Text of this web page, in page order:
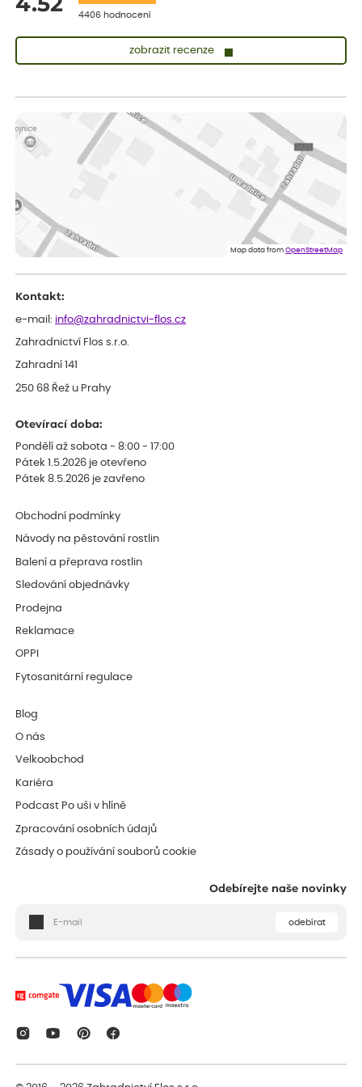
4.52 4406 hodnocení
zobrazit recenze
Měla jsem pouze 1objednavku a zatím jsem spokojená se
sazenicemi
Miroslava
Rostliny byly v pořádku, dobře zabalené, celková spokojenost.
Doporučuji :). Spokojenost, stromky v pěkném stavu. Jediné, co
my chybělo, bylo komunikování nedostupného zboží před
Map data fromOpenStreetMap
Kontakt:
e-mail: info@zahradnictvi-flos.cz
Zahradnictví Flos s.r.o.
Zahradní 141
250 68 Řež u Prahy
Otevírací doba:
Pondělí až sobota - 8:00 - 17:00
Pátek 1.5.2026 je otevřeno
Pátek 8.5.2026 je zavřeno
Obchodní podmínky
Návody na pěstování rostlin
Balení a přeprava rostlin
Sledování objednávky
Prodejna
Reklamace
OPPI
Fytosanitární regulace
Blog
O nás
Velkoobchod
Kariéra
Podcast Po uši v hlíně
Zpracování osobních údajů
Zásady o používání souborů cookie
Odebírejte naše novinky
odebírat